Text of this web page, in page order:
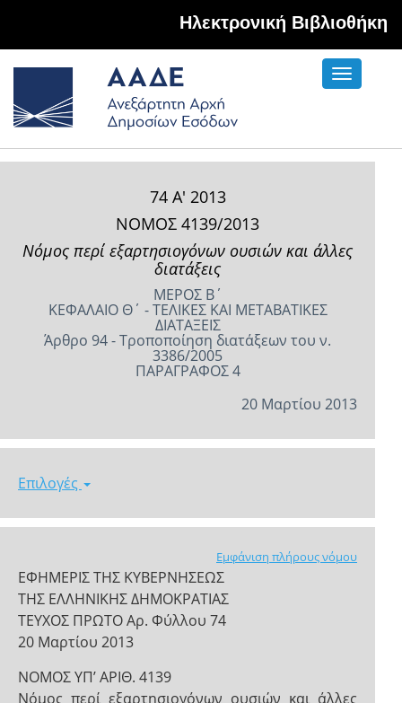
Hλεκτρονική Βιβλιοθήκη
Toggle
74 Α' 2013
ΝΟΜΟΣ 4139/2013
Νόμος περί εξαρτησιογόνων ουσιών και άλλες
διατάξεις
ΜΕΡΟΣ Β΄
ΚΕΦΑΛΑΙΟ Θ΄ - ΤΕΛΙΚΕΣ ΚΑΙ ΜΕΤΑΒΑΤΙΚΕΣ
ΔΙΑΤΑΞΕΙΣ
Άρθρο 94 - Τροποποίηση διατάξεων του ν.
3386/2005
ΠΑΡΑΓΡΑΦΟΣ 4
20 Μαρτίου 2013
Επιλογές
Εμφάνιση πλήρους νόμου
ΕΦΗΜΕΡΙΣ ΤΗΣ ΚΥΒΕΡΝΗΣΕΩΣ
ΤΗΣ ΕΛΛΗΝΙΚΗΣ ΔΗΜΟΚΡΑΤΙΑΣ
ΤΕΥΧΟΣ ΠΡΩΤΟ Αρ. Φύλλου 74
20 Μαρτίου 2013
ΝΟΜΟΣ ΥΠ’ ΑΡΙΘ. 4139
Νόμος περί εξαρτησιογόνων ουσιών και άλλες